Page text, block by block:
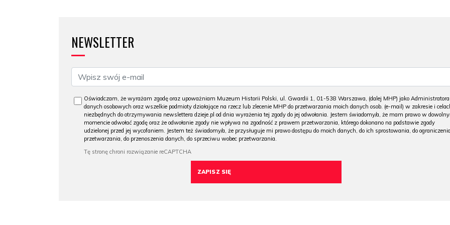
NEWSLETTER
Oświadczam, że wyrażam zgodę oraz upoważniam Muzeum Historii Polski, ul. Gwardii 1, 01-538 Warszawa, (dalej MHP) jako Administratora
danych osobowych oraz wszelkie podmioty działające na rzecz lub zlecenie MHP do przetwarzania moich danych osob. (e-mail) w zakresie i
niezbędnych do otrzymywania newslettera dzieje.pl od dnia wyrażenia tej zgody do jej odwołania. Jestem świadomy/a, że mam prawo w
momencie odwołać zgodę oraz że odwołanie zgody nie wpływa na zgodność z prawem przetwarzania, którego dokonano na podstawie zgody
udzielonej przed jej wycofaniem. Jestem też świadomy/a, że przysługuje mi prawo dostępu do moich danych, do ich sprostowania, do ograniczenia
przetwarzania, do przenoszenia danych, do sprzeciwu wobec przetwarzania.